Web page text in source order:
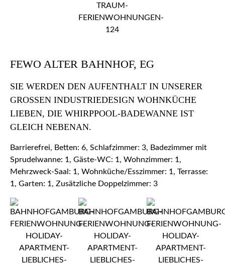
FEWO ALTER BAHNHOF, EG
SIE WERDEN DEN AUFENTHALT IN UNSERER
GROSSEN INDUSTRIEDESIGN WOHNKÜCHE L
IEBEN, DIE WHIRPPOOL-BADEWANNE IST G
LEICH NEBENAN.
Barrierefrei, Betten: 6, Schlafzimmer: 3, Badezimmer mit
Sprudelwanne: 1, Gäste-WC: 1, Wohnzimmer: 1,
Mehrzweck-Saal: 1, Wohnküche/Esszimmer: 1, Terrasse:
1, Garten: 1, Zusätzliche Doppelzimmer: 3